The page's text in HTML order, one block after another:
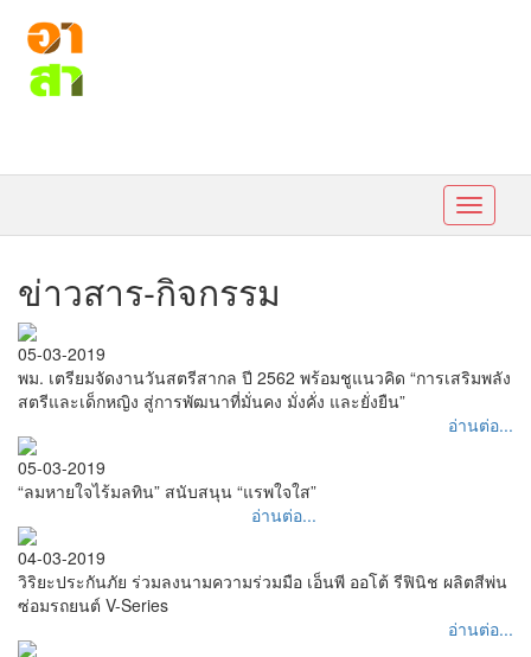
Toggle
ข่าวสาร-กิจกรรม
05-03-2019
พม. เตรียมจัดงานวันสตรีสากล ปี 2562 พร้อมชูแนวคิด “การเสริมพลัง
สตรีและเด็กหญิง สู่การพัฒนาที่มั่นคง มั่งคั่ง และยั่งยืน”
อ่านต่อ...
05-03-2019
“ลมหายใจไร้มลทิน” สนับสนุน “แรพใจใส”
อ่านต่อ...
04-03-2019
วิริยะประกันภัย ร่วมลงนามความร่วมมือ เอ็นพี ออโต้ รีฟินิช ผลิตสีพ่น
ซ่อมรถยนต์ V-Series
อ่านต่อ...